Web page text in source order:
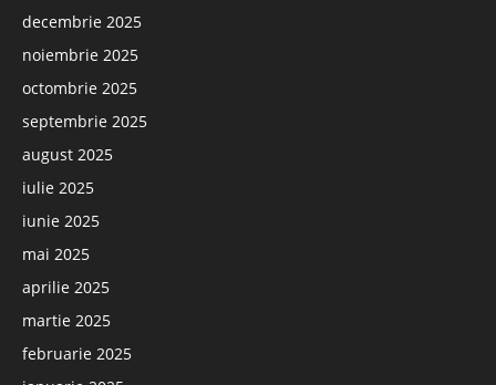
decembrie 2025
noiembrie 2025
octombrie 2025
septembrie 2025
august 2025
iulie 2025
iunie 2025
mai 2025
aprilie 2025
martie 2025
februarie 2025